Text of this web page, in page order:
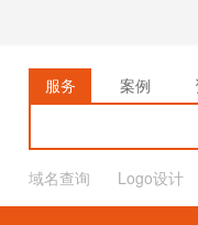
服务 案例
域名查询 Logo设计